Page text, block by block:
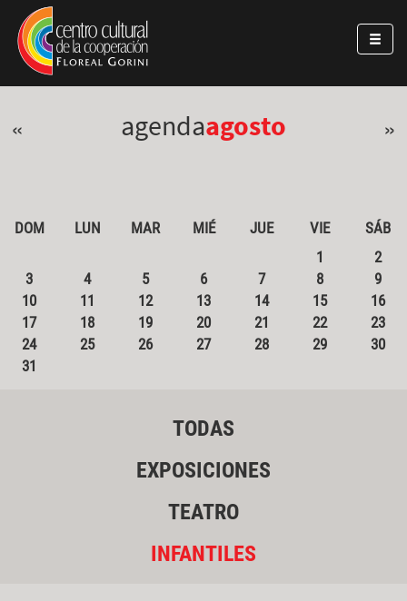
Pasar al contenido principal
Jump to main content
« agendaagosto »
DOM LUN MAR MIÉ JUE VIE
SÁB
1
2
3
4 5 6 7 8
9
10
11 12 13 14 15
16
17
18 19 20 21 22
23
24
25 26 27 28 29
30
31
TODAS
EXPOSICIONES
TEATRO
INFANTILES